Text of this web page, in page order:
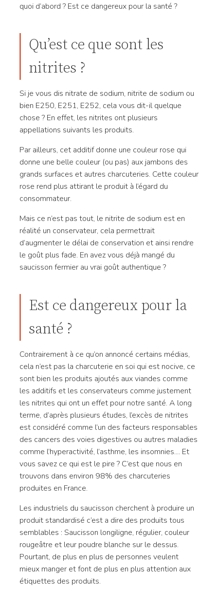
quoi d’abord ? Est ce dangereux pour la santé ?
Qu’est ce que sont les
nitrites ?
Si je vous dis nitrate de sodium, nitrite de sodium ou
bien E250, E251, E252, cela vous dit-il quelque
chose ? En effet, les nitrites ont plusieurs
appellations suivants les produits.
Par ailleurs, cet additif donne une couleur rose qui
donne une belle couleur (ou pas) aux jambons des
grands surfaces et autres charcuteries. Cette couleur
rose rend plus attirant le produit à l’égard du
consommateur.
Mais ce n’est pas tout, le nitrite de sodium est en
réalité un conservateur, cela permettrait
d’augmenter le délai de conservation et ainsi rendre
le goût plus fade. En avez vous déjà mangé du
saucisson fermier au vrai goût authentique ?
Est ce dangereux pour la
santé ?
Contrairement à ce qu’on annoncé certains médias,
cela n’est pas la charcuterie en soi qui est nocive, ce
sont bien les produits ajoutés aux viandes comme
les additifs et les conservateurs comme justement
les nitrites qui ont un effet pour notre santé. A long
terme, d’après plusieurs études, l’excès de nitrites
est considéré comme l’un des facteurs responsables
des cancers des voies digestives ou autres maladies
comme l’hyperactivité, l’asthme, les insomnies.... Et
vous savez ce qui est le pire ? C’est que nous en
trouvons dans environ 98% des charcuteries
produites en France.
Les industriels du saucisson cherchent à produire un
produit standardisé c’est a dire des produits tous
semblables : Saucisson longiligne, régulier, couleur
rougeâtre et leur poudre blanche sur le dessus.
Pourtant, de plus en plus de personnes veulent
mieux manger et font de plus en plus attention aux
étiquettes des produits.